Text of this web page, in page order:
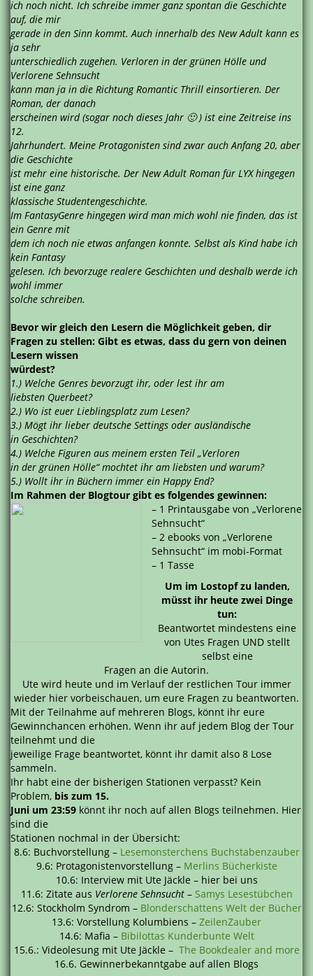
ich noch nicht. Ich schreibe immer ganz spontan die Geschichte
auf, die mir
gerade in den Sinn kommt. Auch innerhalb des New Adult kann es
ja sehr
unterschiedlich zugehen. Verloren in der grünen Hölle und
Verlorene Sehnsucht
kann man ja in die Richtung Romantic Thrill einsortieren. Der
Roman, der danach
erscheinen wird (sogar noch dieses Jahr 🙂 ) ist eine Zeitreise ins
12.
Jahrhundert. Meine Protagonisten sind zwar auch Anfang 20, aber
die Geschichte
ist mehr eine historische. Der New Adult Roman für LYX hingegen
ist eine ganz
klassische Studentengeschichte.
Im FantasyGenre hingegen wird man mich wohl nie finden, das ist
ein Genre mit
dem ich noch nie etwas anfangen konnte. Selbst als Kind habe ich
kein Fantasy
gelesen. Ich bevorzuge realere Geschichten und deshalb werde ich
wohl immer
solche schreiben.
Bevor wir gleich den Lesern die Möglichkeit geben, dir
Fragen zu stellen: Gibt es etwas, dass du gern von deinen
Lesern wissen
würdest?
1.) Welche Genres bevorzugt ihr, oder lest ihr am
liebsten Querbeet?
2.) Wo ist euer Lieblingsplatz zum Lesen?
3.) Mögt ihr lieber deutsche Settings oder ausländische
in Geschichten?
4.) Welche Figuren aus meinem ersten Teil „Verloren
in der grünen Hölle“ mochtet ihr am liebsten und warum?
5.) Wollt ihr in Büchern immer ein Happy End?
Im Rahmen der Blogtour gibt es folgendes gewinnen:
– 1 Printausgabe von „Verlorene
Sehnsucht“
– 2 ebooks von „Verlorene
Sehnsucht“ im mobi-Format
– 1 Tasse
Um im Lostopf zu landen,
müsst ihr heute zwei Dinge
tun:
Beantwortet mindestens eine
von Utes Fragen UND stellt
selbst eine
Fragen an die Autorin.
Ute wird heute und im Verlauf der restlichen Tour immer
wieder hier vorbeischauen, um eure Fragen zu beantworten.
Mit der Teilnahme auf mehreren Blogs, könnt ihr eure
Gewinnchancen erhöhen. Wenn ihr auf jedem Blog der Tour
teilnehmt und die
jeweilige Frage beantwortet, könnt ihr damit also 8 Lose
sammeln.
Ihr habt eine der bisherigen Stationen verpasst? Kein
Problem, bis zum 15.
Juni um 23:59 könnt ihr noch auf allen Blogs teilnehmen. Hier
sind die
Stationen nochmal in der Übersicht:
8.6: Buchvorstellung – Lesemonsterchens Buchstabenzauber
9.6: Protagonistenvorstellung – Merlins Bücherkiste
10.6: Interview mit Ute Jäckle – hier bei uns
11.6: Zitate aus Verlorene Sehnsucht– Samys Lesestübchen
12.6: Stockholm Syndrom – Blonderschattens Welt der Bücher
13.6: Vorstellung Kolumbiens – ZeilenZauber
14.6: Mafia – Bibilottas Kunderbunte Welt
15.6.: Videolesung mit Ute Jäckle – The Bookdealer and more
16.6. Gewinnerbekanntgabe auf allen Blogs